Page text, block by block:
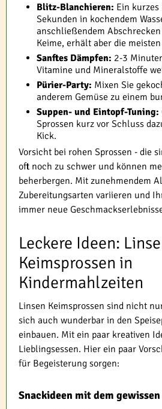
Blitz-Blanchieren: Ein kurzes
Sekunden in kochendem
anschließendem
Keime, erhält aber die
Sanftes Dämpfen: 2-3
Vitamine und Mineralstoffe
Pürier-Party: Mixen Sie
anderem Gemüse zu einem
Suppen- und Eintopf-Tuning:
Sprossen kurz vor Schluss
Kick.
Vorsicht bei rohen Sprossen - die
oft noch zu schwer und können
beherbergen. Mit zunehmendem
Zubereitungsarten variieren und
immer neue
Leckere Ideen:
Keimsprossen in
Kindermahlzeiten
Linsen Keimsprossen sind nicht
sich auch wunderbar in den
einbauen. Mit ein paar kreativen
Lieblingsessen. Hier ein paar
für Begeisterung sorgen:
Snackideen mit dem